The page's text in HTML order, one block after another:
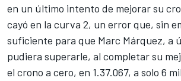
en un último intento de mejorar su
cayó en la curva 2, un error que, sin
suficiente para que Marc Márquez, a
pudiera superarle, al completar su
el crono a cero, en 1.37.067, a solo 6